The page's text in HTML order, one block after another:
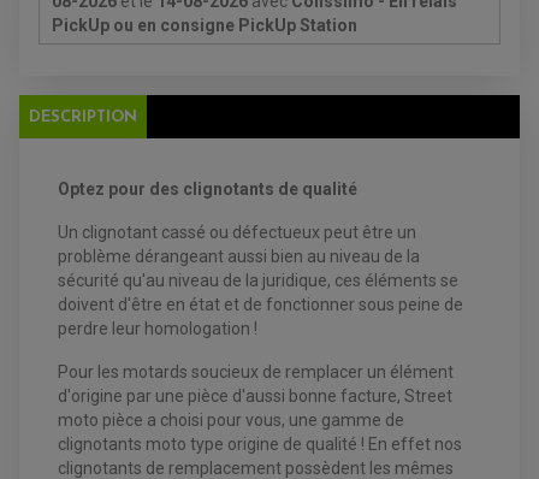
CHARGEUR BATTERIE
CLIGNOTANT MOTO
CLIGNOTANT TYPE ORIGINE
FEUX ADDITIONNELS
KIT RECONDITIONNEMENT DEMARREUR
ENTRETIEN MOTO
ATELIER, PADDOCK, STAND
ANTIPARASITE NGK
BOUGIE NGK
FILTRE A AIR
FILTRE A HUILE
FILTRE ET ACCESSOIRE ESSENCE
PRODUIT D'ENTRETIEN
REDRESSEUR / RÉGULATEUR
ECLAIRAGE SCOOTER
POMPE A ESSENCE
FREINAGE
DISQUE DE FREIN AVANT
ACCESSOIRE + VISSERIE FREINAGE
PLAQUETTE DE FREIN ARRIERE
KIT RÉPARATION CARBU
KIT RÉPARATION POMPE A EAU
PIPE D'ADMISSION
PickUp ou en consigne PickUp Station
DESCRIPTION
Optez pour des clignotants de qualité
Un clignotant cassé ou défectueux peut être un
problème dérangeant aussi bien au niveau de la
sécurité qu'au niveau de la juridique, ces éléments se
doivent d'être en état et de fonctionner sous peine de
perdre leur homologation !
Pour les motards soucieux de remplacer un élément
d'origine par une pièce d'aussi bonne facture, Street
moto pièce a choisi pour vous, une gamme de
clignotants moto type origine de qualité ! En effet nos
clignotants de remplacement possèdent les mêmes